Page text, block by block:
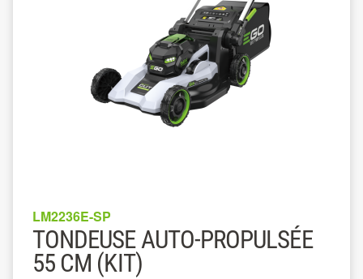
LM2236E-SP
TONDEUSE AUTO-PROPULSÉE
55 CM (KIT)